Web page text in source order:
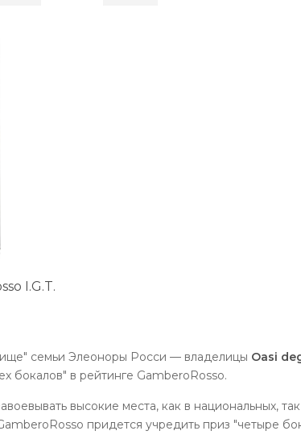
I.G.T.
семьи Элеоноры Росси — владелицы Oasi
бокалов" в рейтинге GamberoRosso.
высокие места, как в национальных,
придется учредить приз "четыре